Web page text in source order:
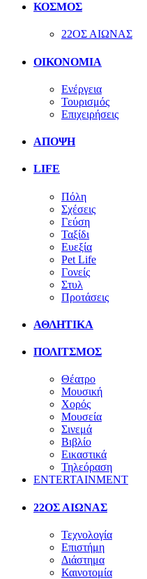
ΚΟΣΜΟΣ
22ΟΣ ΑΙΩΝΑΣ
ΟΙΚΟΝΟΜΙΑ
Ενέργεια
Τουρισμός
Επιχειρήσεις
ΑΠΟΨΗ
LIFE
Πόλη
Σχέσεις
Γεύση
Ταξίδι
Ευεξία
Pet Life
Γονείς
Στυλ
Προτάσεις
ΑΘΛΗΤΙΚΑ
ΠΟΛΙΤΣΜΟΣ
Θέατρο
Μουσική
Χορός
Μουσεία
Σινεμά
Βιβλίο
Εικαστικά
Τηλεόραση
ENTERTAINMENT
22ΟΣ ΑΙΩΝΑΣ
Τεχνολογία
Επιστήμη
Διάστημα
Καινοτομία